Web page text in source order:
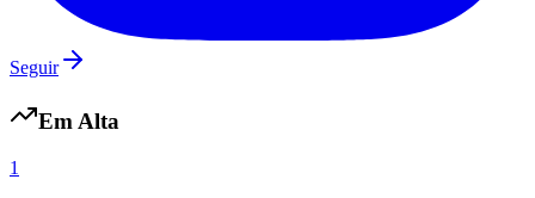
Seguir
Em Alta
1